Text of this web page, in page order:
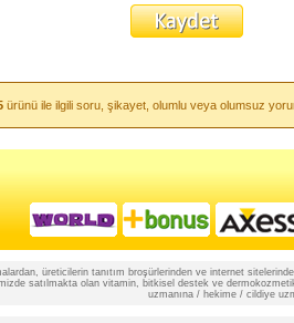
ürünü ile ilgili soru, şikayet, olumlu veya olumsuz
üreticilerin tanıtım broşürlerinden ve internet
satılmakta olan vitamin, bitkisel destek ve
uzmanına / hekime / cildiye